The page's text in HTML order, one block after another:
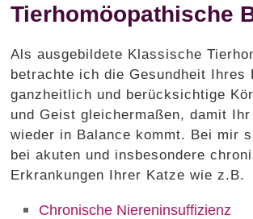
Tierhomöopathische
Als ausgebildete Klassische
betrachte ich die Gesundheit Ihres
ganzheitlich und berücksichtige
und Geist gleichermaßen, damit
wieder in Balance kommt. Bei mir
bei akuten und insbesondere
Erkrankungen Ihrer Katze wie z.B.
Chronische Niereninsuffizienz